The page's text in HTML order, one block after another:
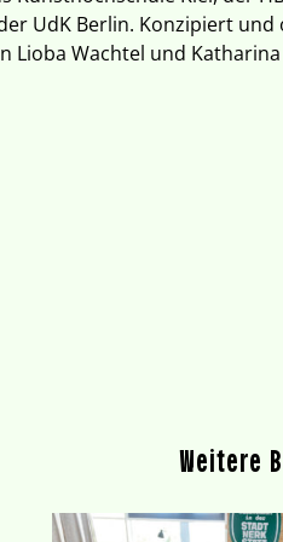
UdK Berlin. Konzipiert
Lioba Wachtel und
Weitere